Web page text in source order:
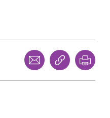
Dela via mejlKopiera länk